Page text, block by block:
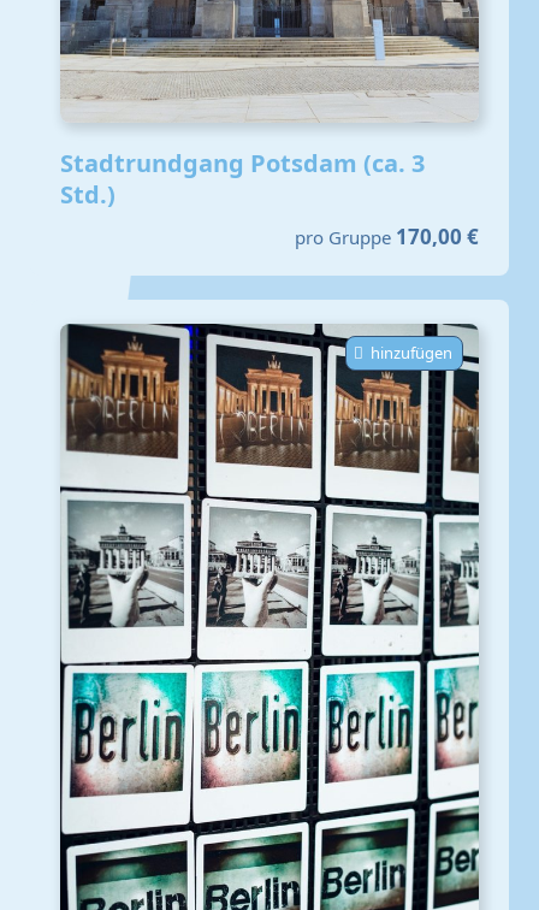
Stadtrundgang Potsdam (ca. 3
Std.)
pro Gruppe 170,00 €
hinzufügen